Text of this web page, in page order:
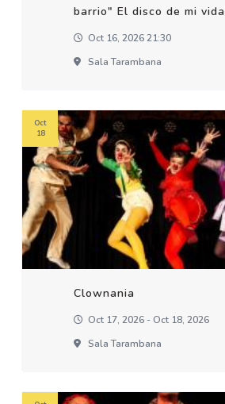
barrio" El disco de mi vida
Oct 16, 2026 21:30
Sala Tarambana
Clownania
Oct 17, 2026 - Oct 18, 2026
Sala Tarambana
Oct
18